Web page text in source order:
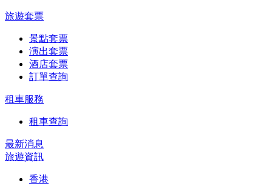
旅遊套票
景點套票
演出套票
酒店套票
訂單查詢
租車服務
租車查詢
最新消息
旅遊資訊
香港